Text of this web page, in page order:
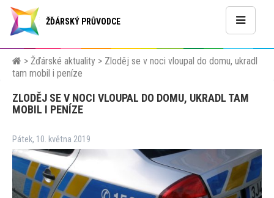
ŽĎÁRSKÝ PRŮVODCE
> Žďárské aktuality > Zloděj se v noci vloupal do domu, ukradl
tam mobil i peníze
ZLODĚJ SE V NOCI VLOUPAL DO DOMU, UKRADL TAM
MOBIL I PENÍZE
Pátek, 10. května 2019